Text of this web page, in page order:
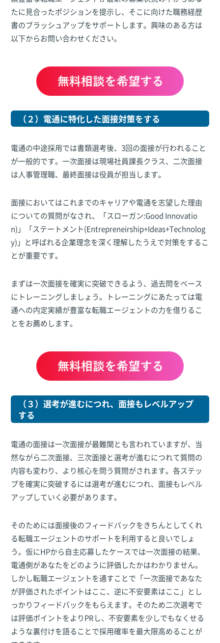
たに見合ったポジションを提示し、そこに向けた職務経歴
書のブラッシュアップをサポートします。興味のある方は
以下からお問い合わせください。
（２）電通に特化した面接対策をする
電通の中途採用では書類選考後、3回の面接が行われること
が一般的です。一次面接は現場社員課長クラス、二次面接
は人事管理職、最終面接は役員が担当します。
面接においてはこれまでのキャリアや電通を志望した理由
についての質問がなされ、「スローガン:Good Innovatio
n)」「ステートメント(Entrepreneirship+Ideas+Technolog
y)」と呼ばれる企業理念を深く理解したうえで対策をするこ
とが重要です。
まずは一次面接を確実に突破できるよう、過去問をベース
にトレーニングしましょう。トレーニングにあたっては電
通への内定実績が豊富な転職エージェントの力を借りるこ
とをお薦めします。
（３）選考が進むにつれ、面接もレベルアップ
する
電通の面接は一次面接が最難関とも言われていますが、当
然ながら二次面接、三次面接と選考が進むにつれて質問の
内容も変わり、より核心を問う質問がされます。各ステッ
プを確実に突破するには選考が進むにつれ、面接もレベル
アップしていく必要があります。
そのためには面接後のフィードバックをきちんとしてくれ
る転職エージェントのサポートを利用すると良いでしょ
う。仮にHPから自主応募したケースでは一次面接の結果、
電通側があなたをどのように評価したかはわかりません。
しかし転職エージェントを通すことで「一次面接であなた
が評価されたポイントはここ、逆に不安要素はここ」とし
っかりフィードバックをもらえます。そのため二次選考で
は評価ポイントをよりPRし、不安要素を少しでもなくせる
ような裏付けを語ることで採用確率を最大限高めることが